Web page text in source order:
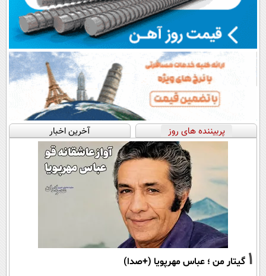
پربیننده های روز آخرین اخبار
1 گیتار من ؛ عباس مهرپویا (+صدا)